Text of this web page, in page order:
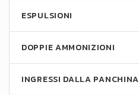
ESPULSIONI
DOPPIE AMMONIZIONI
INGRESSI DALLA PANCHINA